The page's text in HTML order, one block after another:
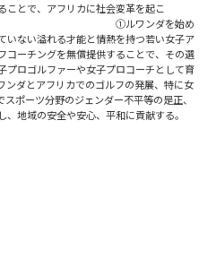
ことで、アフリカに社会変革を起こ
ンダを始め
いない溢れる才能と情熱を持つ若い女子ア
コーチングを無償提供することで、その選
プロゴルファーや女子プロコーチとして育
ダとアフリカでのゴルフの発展、特に女
ポーツ分野のジェンダー不平等の是正、
地域の安全や安心、平和に貢献する。